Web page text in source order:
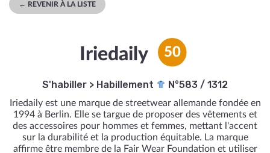
← REVENIR À LA LISTE
Iriedaily 50
S'habiller > Habillement N°583 / 1312
Iriedaily est une marque de streetwear allemande fondée en
1994 à Berlin. Elle se targue de proposer des vêtements et
des accessoires pour hommes et femmes, mettant l'accent
sur la durabilité et la production équitable. La marque
affirme être membre de la Fair Wear Foundation et utiliser